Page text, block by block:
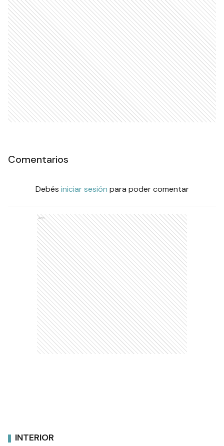
Comentarios
Debés iniciar sesión para poder comentar
Ads
INTERIOR